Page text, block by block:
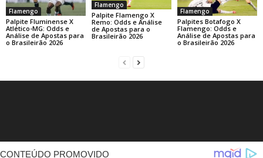
Flamengo
Palpite Fluminense X
Atlético-MG: Odds e
Análise de Apostas para
o Brasileirão 2026
Flamengo
Palpite Flamengo X
Remo: Odds e Análise
de Apostas para o
Brasileirão 2026
Flamengo
Palpites Botafogo X
Flamengo: Odds e
Análise de Apostas para
o Brasileirão 2026